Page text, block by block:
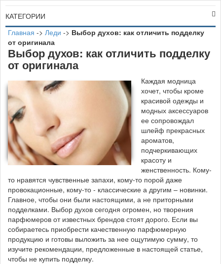
КАТЕГОРИИ
Главная -> Леди -> Выбор духов: как отличить подделку
от оригинала
Выбор духов: как отличить подделку
от оригинала
Каждая модница
хочет, чтобы кроме
красивой одежды и
модных аксессуаров
ее сопровождал
шлейф прекрасных
ароматов,
подчеркивающих
красоту и
женственность. Кому-
то нравятся чувственные запахи, кому-то порой даже
провокационные, кому-то - классические а другим – новинки.
Главное, чтобы они были настоящими, а не приторными
подделками. Выбор духов сегодня огромен, но творения
парфюмеров от известных брендов стоят дорого. Если вы
собираетесь приобрести качественную парфюмерную
продукцию и готовы выложить за нее ощутимую сумму, то
изучите рекомендации, предложенные в настоящей статье,
чтобы не купить подделку.